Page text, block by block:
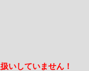
いしていません！